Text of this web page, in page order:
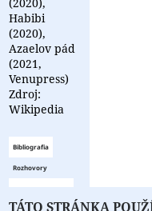
Habibi
(2020),
Azaelov pád
(2021,
Venupress)
Zdroj:
Wikipedia
Bibliografia
Rozhovory
Zoznam
TÁTO STRÁNKA